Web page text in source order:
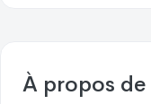
À propos de